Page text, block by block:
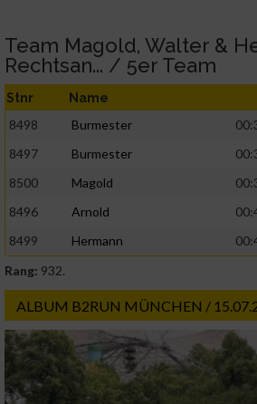
Team Magold, Walter &
Rechtsan... / 5er Team
Stnr Name
8498 Burmester
8497
Burmester
8500
Magold
8496
Arnold
8499
Hermann
Rang: 932.
ALBUM B2RUN MÜNCHEN /